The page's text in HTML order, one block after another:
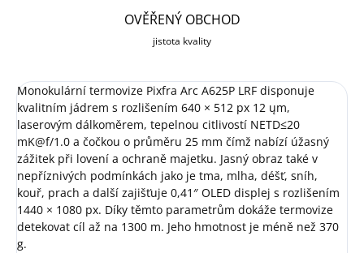
OVĚŘENÝ OBCHOD
jistota kvality
Monokulární termovize Pixfra Arc A625P LRF disponuje
kvalitním jádrem s rozlišením 640 × 512 px 12 ųm,
laserovým dálkoměrem, tepelnou citlivostí NETD≤20
mK@f/1.0 a čočkou o průměru 25 mm čímž nabízí úžasný
zážitek při lovení a ochraně majetku. Jasný obraz také v
nepříznivých podmínkách jako je tma, mlha, déšť, sníh,
kouř, prach a další zajišťuje 0,41″ OLED displej s rozlišením
1440 × 1080 px. Díky těmto parametrům dokáže termovize
detekovat cíl až na 1300 m. Jeho hmotnost je méně než 370
g.